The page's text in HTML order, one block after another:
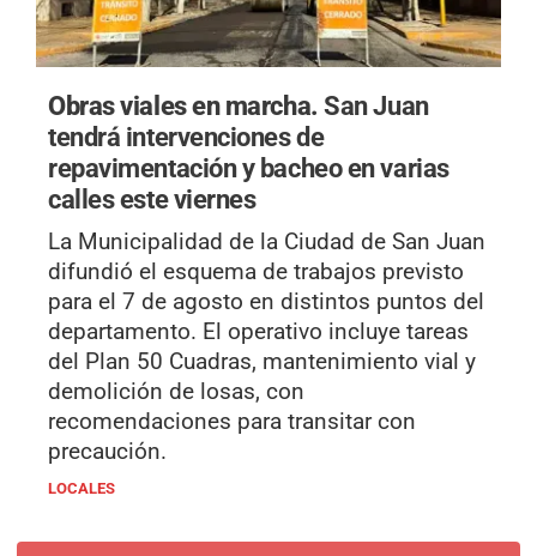
Obras viales en marcha.San Juan
tendrá intervenciones de
repavimentación y bacheo en varias
calles este viernes
La Municipalidad de la Ciudad de San Juan
difundió el esquema de trabajos previsto
para el 7 de agosto en distintos puntos del
departamento. El operativo incluye tareas
del Plan 50 Cuadras, mantenimiento vial y
demolición de losas, con
recomendaciones para transitar con
precaución.
LOCALES